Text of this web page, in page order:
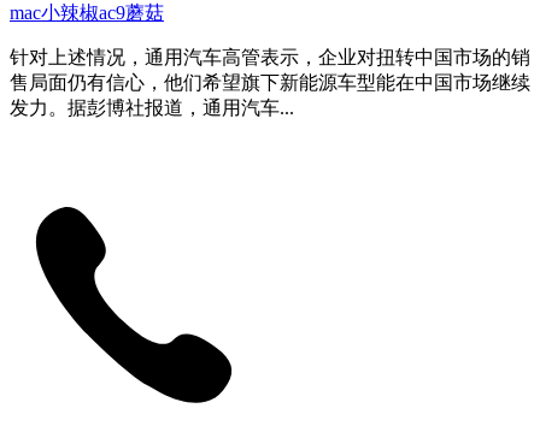
mac小辣椒ac9蘑菇
针对上述情况，通用汽车高管表示，企业对扭转中国市场的销
售局面仍有信心，他们希望旗下新能源车型能在中国市场继续
发力。据彭博社报道，通用汽车...